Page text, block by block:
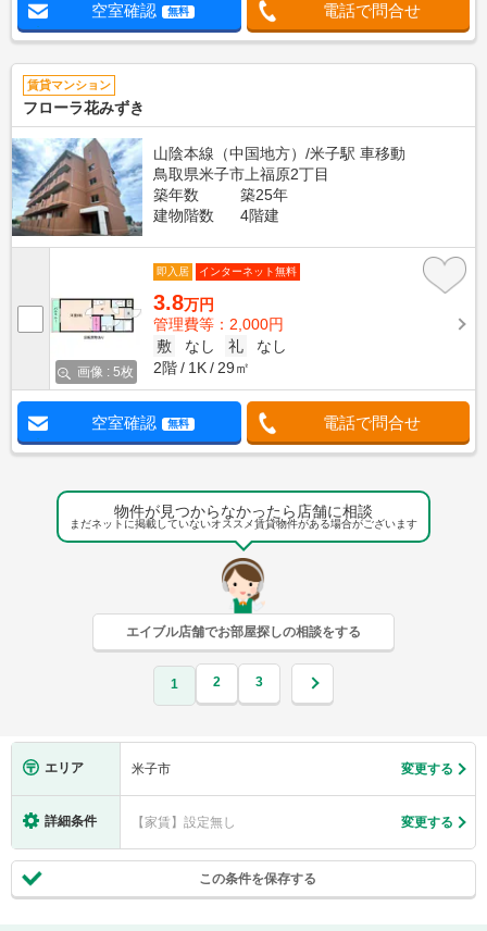
空室確認 無料 電話で問合せ
賃貸マンション
フローラ花みずき
山陰本線（中国地方）/米子駅 車移動
鳥取県米子市上福原2丁目
築年数
築25年
建物階数
4階建
画像 : 5枚
即入居 インターネット無料
3.8万円
管理費等：2,000円
敷
なし 礼
なし
2階
1K 29㎡
空室確認 無料 電話で問合せ
物件が見つからなかったら店舗に相談
まだネットに掲載していないオススメ賃貸物件がある場合がございます
エイブル店舗でお部屋探しの相談をする
1 2 3
エリア 米子市 変更する
詳細条件 【家賃】設定無し 変更する
この条件を保存する